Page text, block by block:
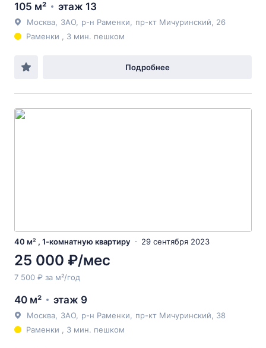
105 м² этаж 13
Москва ЗАО р-н Раменки пр-кт Мичуринский , 26
Раменки , 3 мин. пешком
Подробнее
40 м² , 1-комнатную квартиру 29 сентября 2023
25 000 ₽/мес
7 500 ₽ за м²/год
40 м² этаж 9
Москва ЗАО р-н Раменки пр-кт Мичуринский , 38
Раменки , 3 мин. пешком